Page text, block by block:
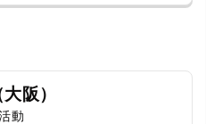
阪）
動
用規約